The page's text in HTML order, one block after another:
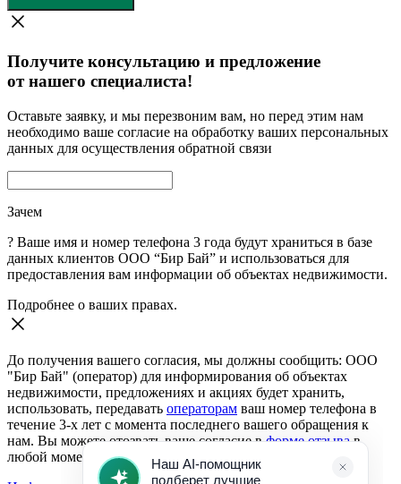
Получите консультацию и предложение
от нашего специалиста!
Оставьте заявку, и мы перезвоним вам, но перед этим нам
необходимо ваше согласие на обработку ваших персональных
данных для осуществления обратной связи
Зачем
? Ваше имя и номер телефона 3 года будут храниться в базе
данных клиентов ООО “Бир Бай” и использоваться для
предоставления вам информации об объектах недвижимости.
Подробнее о ваших правах.
До получения вашего согласия, мы должны сообщить: ООО
"Бир Бай" (оператор) для информирования об объектах
недвижимости, предложениях и акциях будет хранить,
использовать, передавать операторам ваш номер телефона в
течение 3-х лет с момента последнего вашего обращения к
нам. Вы можете отозвать ваше согласие вформе отзывав
любой момент.